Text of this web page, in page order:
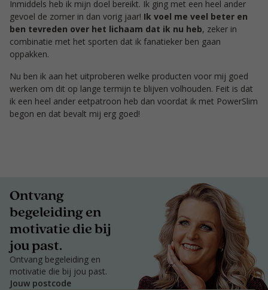
Inmiddels heb ik mijn doel bereikt. Ik ging met een heel ander
gevoel de zomer in dan vorig jaar! Ik voel me veel beter en
ben tevreden over het lichaam dat ik nu heb, zeker in
combinatie met het sporten dat ik fanatieker ben gaan
oppakken.
Nu ben ik aan het uitproberen welke producten voor mij goed
werken om dit op lange termijn te blijven volhouden. Feit is dat
ik een heel ander eetpatroon heb dan voordat ik met PowerSlim
begon en dat bevalt mij erg goed!
Ontvang
begeleiding en
motivatie die bij
jou past.
Ontvang begeleiding en
motivatie die bij jou past.
Jouw postcode